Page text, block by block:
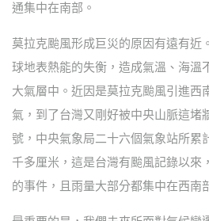
通集中在南部。
莫拉克颱風形成巨災的原因有遠有近
球地表熱能的失衡，造成氣溫、海溫
大氣層中。近因是莫拉克颱風引進西
氣，到了台灣又剛好被中央山脈這堵
號，中央氣象局二十六個氣象站所累
千多厘米，這是台灣有颱風記錄以來
的事件，且雨量大部分都集中在西南